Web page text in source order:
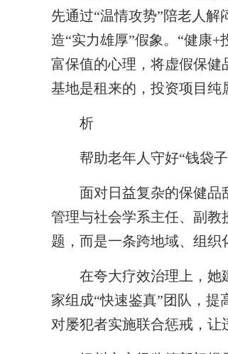
先通过“温情攻势”陪老人
造“实力雄厚”假象。“健康
富保值的心理，将虚假保健
基地是租来的，投资项目纯
析
帮助老年人守好“钱袋子
面对日益复杂的保健品乱
管理与社会学系主任、副教
题，而是一条跨地域、组织
在夸大疗效治理上，她建
家组成“快速鉴真”团队，提
对屡犯者实施联合惩戒，让